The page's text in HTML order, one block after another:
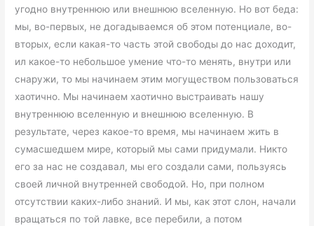
угодно внутреннюю или внешнюю вселенную. Но вот беда:
мы, во-первых, не догадываемся об этом потенциале, во-
вторых, если какая-то часть этой свободы до нас доходит,
ил какое-то небольшое умение что-то менять, внутри или
снаружи, то мы начинаем этим могуществом пользоваться
хаотично. Мы начинаем хаотично выстраивать нашу
внутреннюю вселенную и внешнюю вселенную. В
результате, через какое-то время, мы начинаем жить в
сумасшедшем мире, который мы сами придумали. Никто
его за нас не создавал, мы его создали сами, пользуясь
своей личной внутренней свободой. Но, при полном
отсутствии каких-либо знаний. И мы, как этот слон, начали
вращаться по той лавке, все перебили, а потом